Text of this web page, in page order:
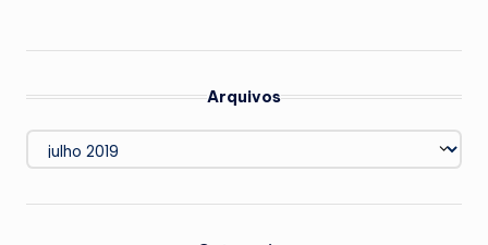
Arquivos
Arquivos